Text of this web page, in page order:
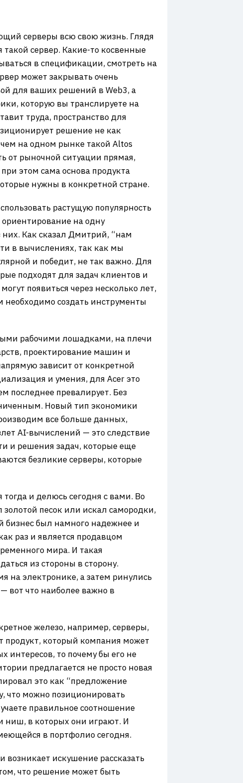
серверы всю свою жизнь. Глядя
сервер. Какие-то косвенные
в спецификации, смотреть на
может закрывать очень
для ваших решений в Web3, а
которую вы транслируете на
труда, пространство для
решение не как
на одном рынке такой Altos
от рыночной ситуации прямая,
этом сама основа продукта
нужны в конкретной стране.
растущую популярность
на одну
них. Как сказал Дмитрий, “нам
в вычислениях, так как мы
и победит, не так важно. Для
подходят для задач клиентов и
появиться через несколько лет,
необходимо создать инструменты
рабочими лошадками, на плечи
проектирование машин и
зависит от конкретной
и умения, для Acer это
последнее превалирует. Без
Новый тип экономики
все больше данных,
AI-вычислений — это следствие
и решения задач, которые еще
безликие серверы, которые
и делюсь сегодня с вами. Во
золотой песок или искал самородки,
бизнес был намного надежнее и
раз и является продавцом
мира. И такая
из стороны в сторону.
на электронике, а затем ринулись
вот что наиболее важно в
железо, например, серверы,
продукт, который компания может
интересов, то почему бы его не
предлагается не просто новая
это как “предложение
что можно позиционировать
правильное соотношение
ниш, в которых они играют. И
в портфолио сегодня.
возникает искушение рассказать
что решение может быть